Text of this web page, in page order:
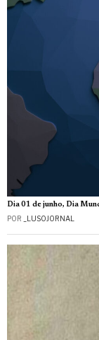
Dia 01 de junho, Dia
POR _LUSOJORNAL